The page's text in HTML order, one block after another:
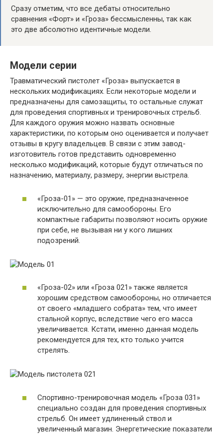
Сразу отметим, что все дебаты относительно
сравнения «Форт» и «Гроза» бессмысленны, так как
это две абсолютно идентичные модели.
Модели серии
Травматический пистолет «Гроза» выпускается в
нескольких модификациях. Если некоторые модели и
предназначены для самозащиты, то остальные служат
для проведения спортивных и тренировочных стрельб.
Для каждого оружия можно назвать основные
характеристики, по которым оно оценивается и получает
отзывы в кругу владельцев. В связи с этим завод-
изготовитель готов представить одновременно
несколько модификаций, которые будут отличаться по
назначению, материалу, размеру, энергии выстрела.
«Гроза-01» — это оружие, предназначенное
исключительно для самообороны. Его
компактные габариты позволяют носить оружие
при себе, не вызывая ни у кого лишних
подозрений.
«Гроза-02» или «Гроза 021» также является
хорошим средством самообороны, но отличается
от своего «младшего собрата» тем, что имеет
стальной корпус, вследствие чего его масса
увеличивается. Кстати, именно данная модель
рекомендуется для тех, кто только учится
стрелять.
Спортивно-тренировочная модель «Гроза 031»
специально создан для проведения спортивных
стрельб. Он имеет удлиненный ствол и
увеличенный магазин. Энергетические показатели